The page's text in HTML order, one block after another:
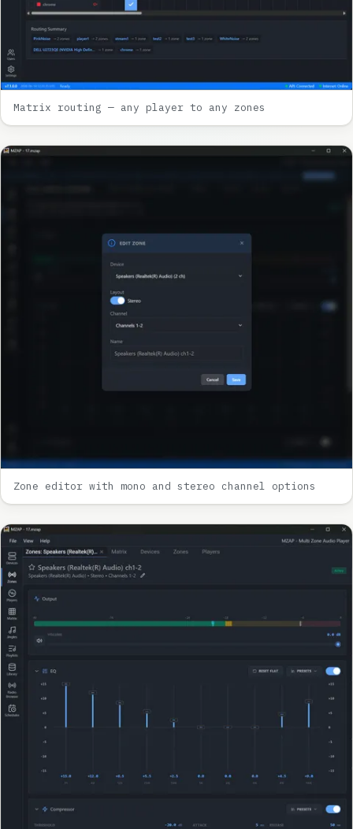
Matrix routing — any player to any zones
Zone editor with mono and stereo channel options